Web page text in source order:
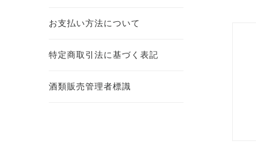
お支払い方法について
特定商取引法に基づく表記
酒類販売管理者標識